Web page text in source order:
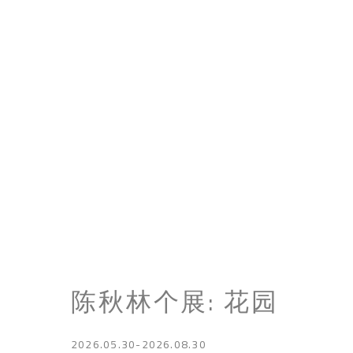
陈秋林个展: 花园
2026.05.30-2026.08.30